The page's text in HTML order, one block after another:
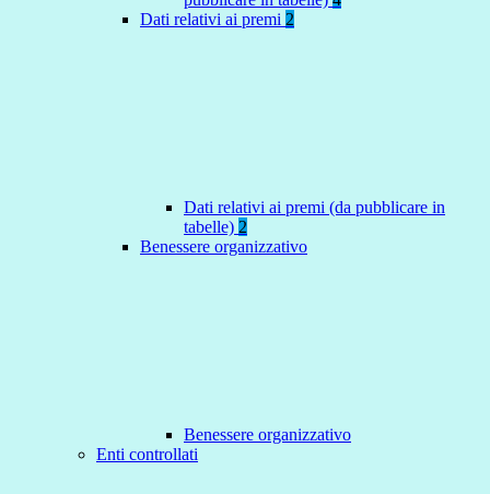
Dati relativi ai premi 2
Dati relativi ai premi (da pubblicare in
tabelle) 2
Benessere organizzativo
Benessere organizzativo
Enti controllati